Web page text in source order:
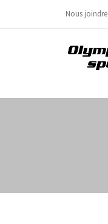
Nous joindre